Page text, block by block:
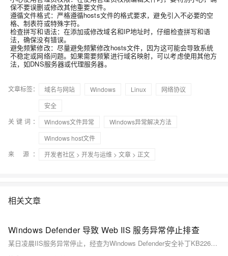
保不要误删或修改其他重要文件。
遵循文件格式：严格遵循hosts文件的格式要求，避免引入不必要的空
格、制表符或特殊字符。
检查拼写和语法：在添加或修改域名和IP地址时，仔细检查拼写和语
法，确保没有错误。
避免频繁修改：尽量避免频繁修改hosts文件，因为这可能会导致系统
不稳定或网络问题。如果需要频繁进行域名映射，可以考虑使用其他方
法，如DNS服务器或代理服务器。
文章标签： 域名与网站 Windows Linux
网络协议
安全
关键词：
Windows文件异常
Windows异常解决方法
Windows host文件
来 源：
开发者社区 > 开发与运维 > 文章 > 正文
相关文章
Windows Defender 导致 Web IIS 服务异常停止排查
某日凌晨IIS服务异常停止，经查为Windows Defender安全补丁KB2267602触发引擎更新，导致系统资源波动，进而引发应用池回收。确认非人为操作，系统无重启。通过分析日志与监控，定位原因为Defender更新后扫描加重负载。解决方案：将IIS及.NET相关路径添加至Defender排除列表，避免业务影响。